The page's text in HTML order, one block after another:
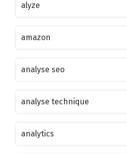
alyze
amazon
analyse seo
analyse technique
analytics